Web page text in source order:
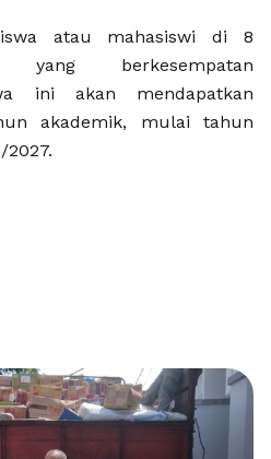
atau mahasiswi di 8
yang berkesempatan
ini akan mendapatkan
akademik, mulai tahun
2027.